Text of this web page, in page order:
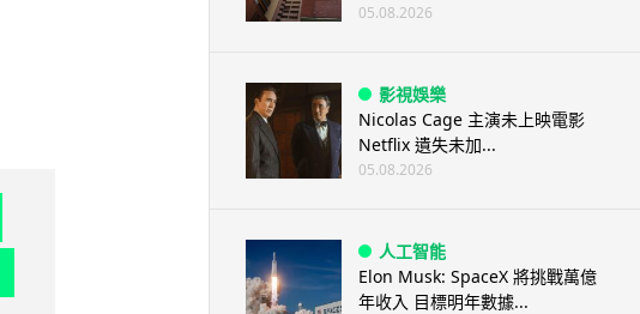
05.08.2026
影視娛樂
Nicolas Cage 主演未上映電影
Netflix 遺失未加...
05.08.2026
人工智能
Elon Musk: SpaceX 將挑戰萬億
年收入 目標明年數據...